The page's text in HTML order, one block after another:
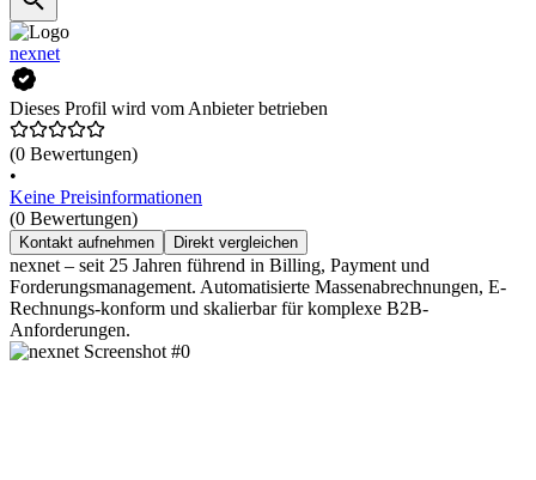
nexnet
Dieses Profil wird vom Anbieter betrieben
(0 Bewertungen)
•
Keine Preisinformationen
(0 Bewertungen)
Kontakt aufnehmen Direkt vergleichen
nexnet – seit 25 Jahren führend in Billing, Payment und
Forderungsmanagement. Automatisierte Massenabrechnungen, E-
Rechnungs-konform und skalierbar für komplexe B2B-
Anforderungen.